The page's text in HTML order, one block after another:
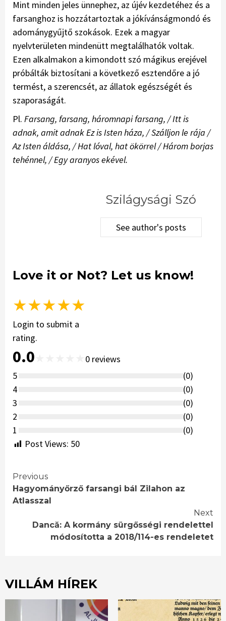
Mint minden jeles ünnephez, az újév kezdetéhez és a
farsanghoz is hozzátartoztak a jókívánságmondó és
adománygyűjtő szokások. Ezek a magyar
nyelvterületen mindenütt megtalálhatók voltak.
Ezen alkalmakon a kimondott szó mágikus erejével
próbálták biztosítani a következő esztendőre a jó
termést, a szerencsét, az állatok egészségét és
szaporaságát.
Pl. Farsang, farsang, háromnapi farsang, / Itt is
adnak, amit adnak Ez is Isten háza, / Szálljon le rája /
Az Isten áldása, / Hat lóval, hat ökörrel / Három borjas
tehénnel, / Egy aranyos ekével.
Szilágysági Szó
See author's posts
Love it or Not? Let us know!
★★★★★
Login to submit a
rating.
0.0 0 reviews
5
(0)
4
(0)
3
(0)
2
(0)
1
(0)
Post Views: 50
Continue
Reading
Previous
Hagyományőrző farsangi bál Zilahon az
Atlasszal
Next
Dancă: A kormány sürgősségi rendelettel
módosította a 2018/114-es rendeletet
VILLÁM HÍREK